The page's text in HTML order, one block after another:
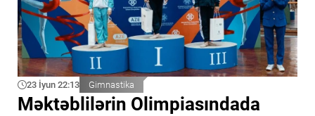
23 İyun 22:13 Gimnastika
Məktəblilərin Olimpiasındada